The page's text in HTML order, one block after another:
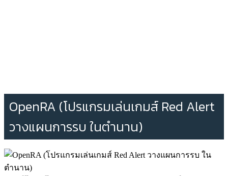
OpenRA (โปรแกรมเล่นเกมส์ Red Alert
วางแผนการรบ ในตำนาน)